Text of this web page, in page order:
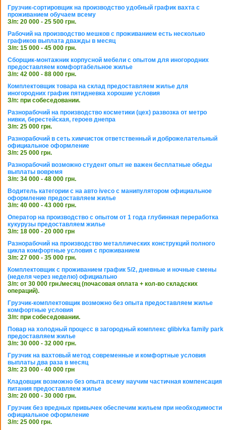
Грузчик-сортировщик на производство удобный график вахта с
проживанием обучаем всему
З/п: 20 000 - 25 500 грн.
Рабочий на производство мешков с проживанием есть несколько
графиков выплата дважды в месяц
З/п: 15 000 - 45 000 грн.
Сборщик-монтажник корпусной мебели с опытом для иногородних
предоставляем комфортабельное жилье
З/п: 42 000 - 88 000 грн.
Комплектовщик товара на склад предоставляем жилье для
иногородних график пятидневка хорошие условия
З/п: при собеседовании.
Разнорабочий на производство косметики (цех) развозка от метро
нивки, берестейская, героев днепра
З/п: 25 000 грн.
Разнорабочий в сеть химчисток ответственный и доброжелательный
официальное оформление
З/п: 25 000 грн.
Разнорабочий возможно студент опыт не важен бесплатные обеды
выплаты вовремя
З/п: 34 000 - 48 000 грн.
Водитель категории с на авто iveco с манипулятором официальное
оформление предоставляем жилье
З/п: 40 000 - 43 000 грн.
Оператор на производство с опытом от 1 года глубинная переработка
кукурузы предоставляем жилье
З/п: 18 000 - 20 000 грн
Разнорабочий на производство металлических конструкций полного
цикла комфортные условия с проживанием
З/п: 27 000 - 35 000 грн.
Комплектовщик с проживанием график 5/2, дневные и ночные смены
(неделя через неделю) официально
З/п: от 30 000 грн./месяц (почасовая оплата + кол-во складских
операций).
Грузчик-комплектовщик возможно без опыта предоставляем жилье
комфортные условия
З/п: при собеседовании.
Повар на холодный процесс в загородный комплекс glibivka family park
предоставляем жилье
З/п: 30 000 - 32 000 грн.
Грузчик на вахтовый метод современные и комфортные условия
выплаты два раза в месяц
З/п: 23 000 - 40 000 грн
Кладовщик возможно без опыта всему научим частичная компенсация
питания предоставляем жилье
З/п: 20 000 - 30 000 грн.
Грузчик без вредных привычек обеспечим жильем при необходимости
официальное оформление
З/п: 25 000 грн.